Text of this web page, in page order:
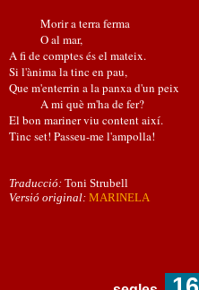
Morir a terra ferma
O al mar,
A fi de comptes és el mateix.
Si l'ànima la tinc en pau,
Que m'enterrin a la panxa d'un peix
A mi què m'ha de fer?
El bon mariner viu content així.
Tinc set! Passeu-me l'ampolla!
Traducció: Toni Strubell
Versió original: MARINELA